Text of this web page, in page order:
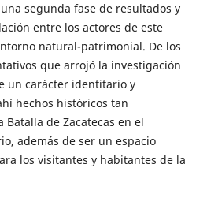
segunda fase de resultados y
entre los actores de este
natural-patrimonial. De los
que arrojó la investigación
un carácter identitario y
hechos históricos tan
de Zacatecas en el
además de ser un espacio
los visitantes y habitantes de la